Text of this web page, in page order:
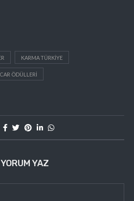
KARMA TÜRKIYE
ÖDÜLLERI
YORUM YAZ